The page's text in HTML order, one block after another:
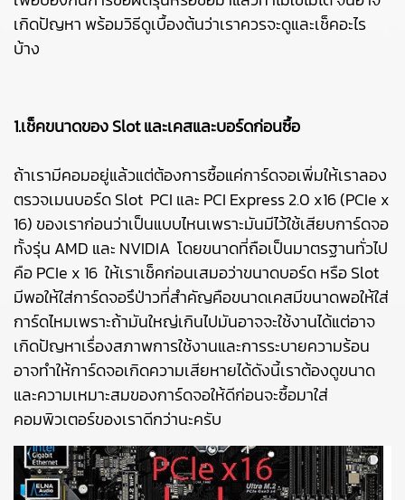
เกิดปัญหา พร้อมวิธีดูเบื้องต้นว่าเราควรจะดูและเช็คอะไร
บ้าง
1.เช็คขนาดของ Slot และเคสและบอร์ดก่อนซื้อ
ถ้าเรามีคอมอยู่แล้วแต่ต้องการซื้อแค่การ์ดจอเพิ่มให้เราลอง
ตรวจเมนบอร์ด Slot PCI และ PCI Express 2.0 x16 (PCIe x
16) ของเราก่อนว่าเป็นแบบไหนเพราะมันมีไว้ใช้เสียบการ์ดจอ
ทั้งรุ่น AMD และ NVIDIA โดยขนาดที่ถือเป็นมาตรฐานทั่วไป
คือ PCIe x 16 ให้เราเช็คก่อนเสมอว่าขนาดบอร์ด หรือ Slot
มีพอให้ใส่การ์ดจอรึป่าวที่สำคัญคือขนาดเคสมีขนาดพอให้ใส่
การ์ดไหมเพราะถ้ามันใหญ่เกินไปมันอาจจะใช้งานได้แต่อาจ
เกิดปัญหาเรื่องสภาพการใช้งานและการระบายความร้อน
อาจทำให้การ์ดจอเกิดความเสียหายได้ดังนี้เราต้องดูขนาด
และความเหมาะสมของการ์ดจอให้ดีก่อนจะซื้อมาใส่
คอมพิวเตอร์ของเราดีกว่านะครับ